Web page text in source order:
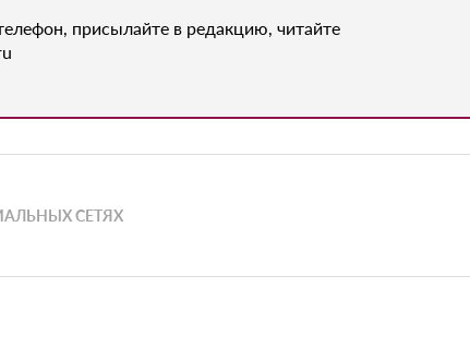
присылайте в редакцию, читайте
СЕТЯХ